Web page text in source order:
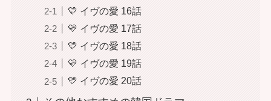
💛 イヴの愛 16話
💛 イヴの愛 17話
💛 イヴの愛 18話
💛 イヴの愛 19話
💛 イヴの愛 20話